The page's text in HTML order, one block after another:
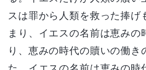
スは罪から人類を救った捧げ
まり、イエスの名前は恵みの
り、恵みの時代の贖いの働き